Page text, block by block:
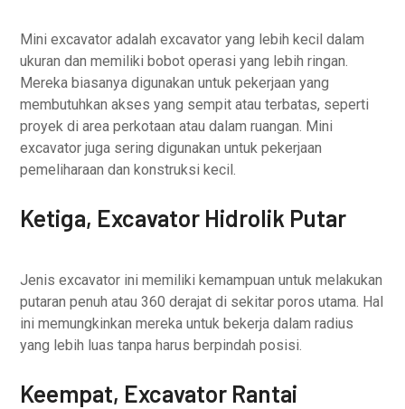
Mini excavator adalah excavator yang lebih kecil dalam
ukuran dan memiliki bobot operasi yang lebih ringan.
Mereka biasanya digunakan untuk pekerjaan yang
membutuhkan akses yang sempit atau terbatas, seperti
proyek di area perkotaan atau dalam ruangan. Mini
excavator juga sering digunakan untuk pekerjaan
pemeliharaan dan konstruksi kecil.
Ketiga, Excavator Hidrolik Putar
Jenis excavator ini memiliki kemampuan untuk melakukan
putaran penuh atau 360 derajat di sekitar poros utama. Hal
ini memungkinkan mereka untuk bekerja dalam radius
yang lebih luas tanpa harus berpindah posisi.
Keempat, Excavator Rantai